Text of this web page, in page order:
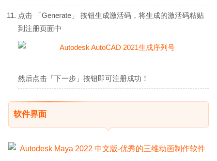
点击 「Generate」 按钮生成激活码，将生成的激活码粘贴
到注册页面中
然后点击「下一步」按钮即可注册成功！
软件界面